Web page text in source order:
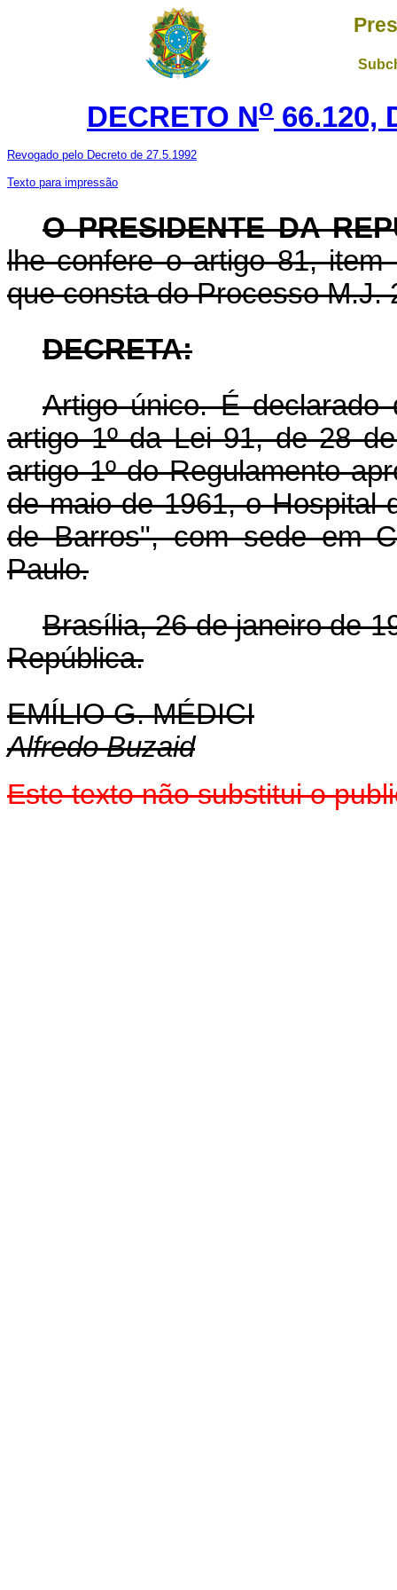
DECRETO No 66.120,
Revogado pelo Decreto de 27.5.1992
Texto para impressão
O PRESIDENTE DA
lhe confere o artigo 81,
que consta do Processo M.J.
DECRETA:
Artigo único. É declarado
artigo 1º da Lei 91, de 28
artigo 1º do Regulamento
de maio de 1961, o Hospital
de Barros", com sede em
Paulo.
Brasília, 26 de janeiro de
República.
EMÍLIO G. MÉDICI
Alfredo Buzaid
Este texto não substitui o